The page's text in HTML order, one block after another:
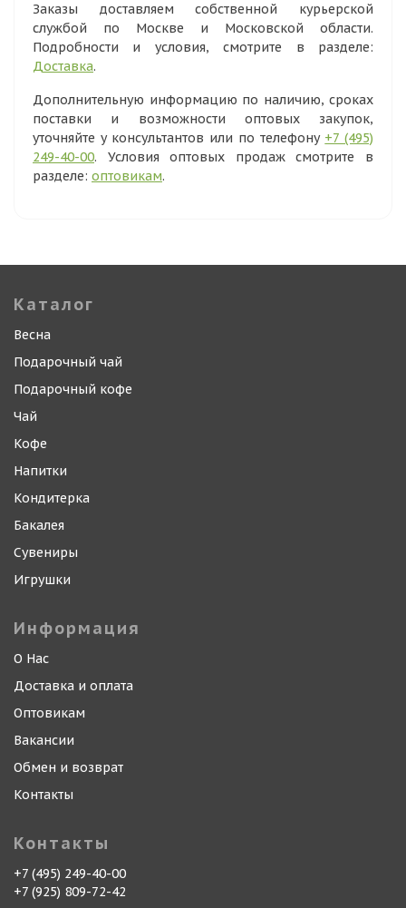
Заказы доставляем собственной курьерской
службой по Москве и Московской области.
Подробности и условия, смотрите в разделе:
Доставка.
Дополнительную информацию по наличию, сроках
поставки и возможности оптовых закупок,
уточняйте у консультантов или по телефону +7 (495)
249-40-00. Условия оптовых продаж смотрите в
разделе: оптовикам.
Каталог
Весна
Подарочный чай
Подарочный кофе
Чай
Кофе
Напитки
Кондитерка
Бакалея
Сувениры
Игрушки
Информация
О Нас
Доставка и оплата
Оптовикам
Вакансии
Обмен и возврат
Контакты
Контакты
+7 (495) 249-40-00
+7 (925) 809-72-42